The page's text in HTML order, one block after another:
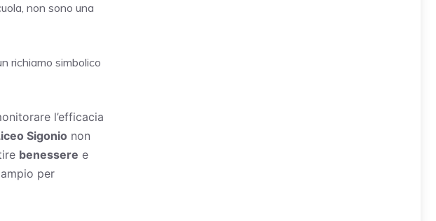
non sono una
richiamo simbolico
l’efficacia
Sigonio non
benessere e
per